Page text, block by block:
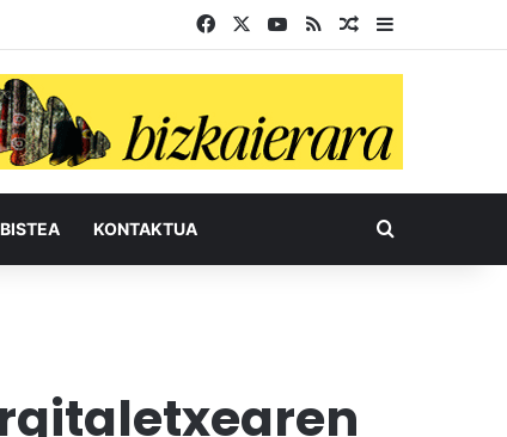
Facebook YouTube
RSS Ausazko
KONTAKTUA Bilatu